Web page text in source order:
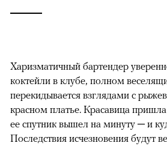
Харизматичный бартендер
коктейли в клубе, полном
перекидывается взглядами с
красном платье. Красавица
ее спутник вышел на минуту ─ и
Последствия исчезновения будут